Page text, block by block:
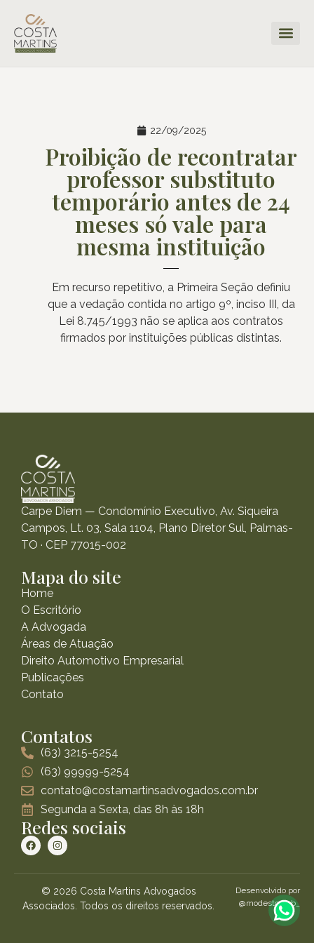
22/09/2025
Proibição de recontratar
professor substituto
temporário antes de 24
meses só vale para
mesma instituição
Em recurso repetitivo, a Primeira Seção definiu
que a vedação contida no artigo 9º, inciso III, da
Lei 8.745/1993 não se aplica aos contratos
firmados por instituições públicas distintas.
Carpe Diem — Condomínio Executivo, Av. Siqueira
Campos, Lt. 03, Sala 1104, Plano Diretor Sul, Palmas-
TO · CEP 77015-002
Mapa do site
Home
O Escritório
A Advogada
Áreas de Atuação
Direito Automotivo Empresarial
Publicações
Contato
Contatos
(63) 3215-5254
(63) 99999-5254
contato@costamartinsadvogados.com.br
Segunda a Sexta, das 8h às 18h
Redes sociais
© 2026 Costa Martins Advogados
Associados. Todos os direitos reservados.
Desenvolvido por
@modestoweb_